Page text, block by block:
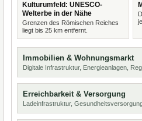
Kulturumfeld: UNESCO-
Welterbe in der Nähe
Grenzen des Römischen Reiches
liegt bis 25 km entfernt.
Immobilien & Wohnungsmarkt
Digitale Infrastruktur, Energieanlagen,
Erreichbarkeit & Versorgung
Ladeinfrastruktur,